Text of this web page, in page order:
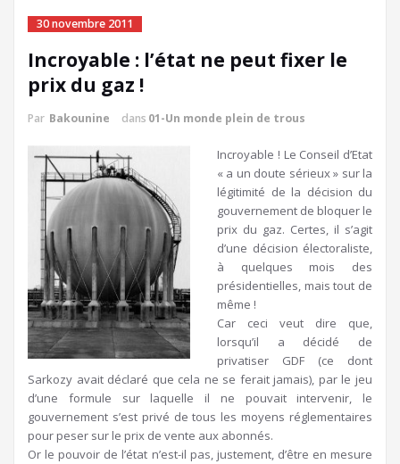
30 novembre 2011
Incroyable : l’état ne peut fixer le
prix du gaz !
Par Bakounine dans 01-Un monde plein de trous
Incroyable ! Le Conseil d’Etat
« a un doute sérieux » sur la
légitimité de la décision du
gouvernement de bloquer le
prix du gaz. Certes, il s’agit
d’une décision électoraliste,
à quelques mois des
présidentielles, mais tout de
même !
Car ceci veut dire que,
lorsqu’il a décidé de
privatiser GDF (ce dont
Sarkozy avait déclaré que cela ne se ferait jamais), par le jeu
d’une formule sur laquelle il ne pouvait intervenir, le
gouvernement s’est privé de tous les moyens réglementaires
pour peser sur le prix de vente aux abonnés.
Or le pouvoir de l’état n’est-il pas, justement, d’être en mesure